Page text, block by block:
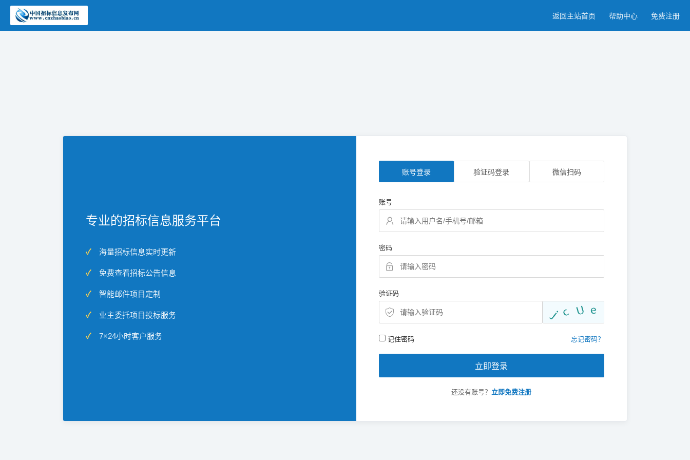
返回主站首页 帮助中心 免费注册
专业的招标信息服务平台
海量招标信息实时更新
免费查看招标公告信息
智能邮件项目定制
业主委托项目投标服务
7×24小时客户服务
账号登录 验证码登录 微信扫码
账号
密码
验证码
记住密码 忘记密码？
立即登录
还没有账号？ 立即免费注册